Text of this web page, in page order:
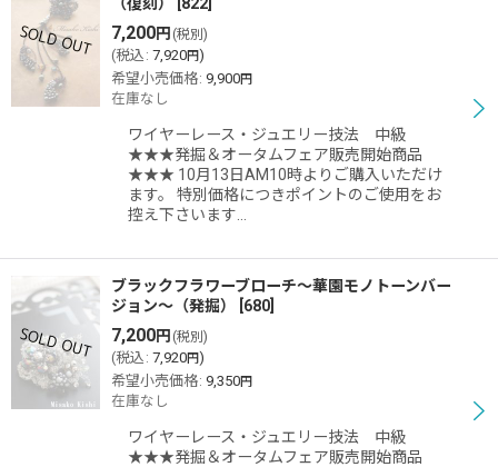
7,200円 (税別)
(税込 : 7,920円)
希望小売価格: 9,900円
在庫なし
ワイヤーレース・ジュエリー技法 中級
★★★発掘＆オータムフェア販売開始商品
★★★ 10月13日AM10時よりご購入いただけ
ます。 特別価格につきポイントのご使用をお
控え下さいます…
ブラックフラワーブローチ〜華園モノトーンバー
ジョン〜（発掘）
680
7,200円 (税別)
(税込 : 7,920円)
希望小売価格: 9,350円
在庫なし
ワイヤーレース・ジュエリー技法 中級
★★★発掘＆オータムフェア販売開始商品